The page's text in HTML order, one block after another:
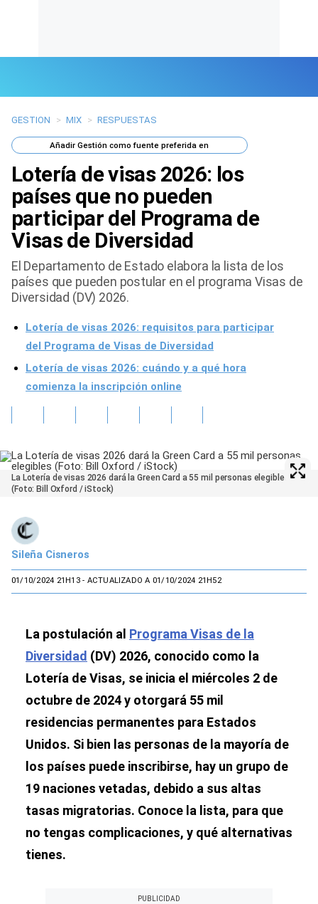
Últimas Noticias
Mi Bolsillo
Respuestas
Gente
Tendencias Mix
GESTION > MIX > RESPUESTAS
AñadirGestión como fuente preferida en
Lotería de visas 2026: los
países que no pueden
participar del Programa de
Visas de Diversidad
El Departamento de Estado elabora la lista de los
países que pueden postular en el programa Visas de
Diversidad (DV) 2026.
Lotería de visas 2026: requisitos para participar
del Programa de Visas de Diversidad
Lotería de visas 2026: cuándo y a qué hora
comienza la inscripción online
La Lotería de visas 2026 dará la Green Card a 55 mil personas elegibles
(Foto: Bill Oxford / iStock)
Sileña Cisneros
01/10/2024 21H13- ACTUALIZADO A 01/10/2024 21H52
La postulación al Programa Visas de la
Diversidad (DV) 2026, conocido como la
Lotería de Visas, se inicia el miércoles 2 de
octubre de 2024 y otorgará 55 mil
residencias permanentes para Estados
Unidos. Si bien las personas de la mayoría de
los países puede inscribirse, hay un grupo de
19 naciones vetadas, debido a sus altas
tasas migratorias. Conoce la lista, para que
no tengas complicaciones, y qué alternativas
tienes.